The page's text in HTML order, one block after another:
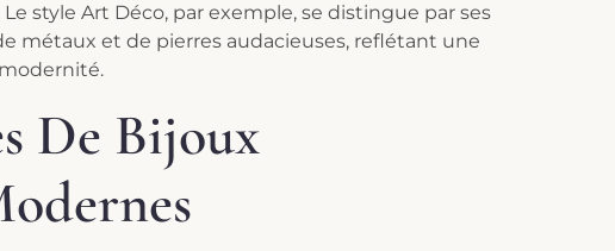
style Art Déco, par exemple, se distingue par ses
métaux et de pierres audacieuses, reflétant une
De Bijoux